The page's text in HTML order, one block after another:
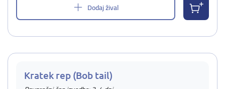
Dodaj žival
Kratek rep (Bob tail)